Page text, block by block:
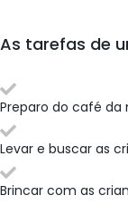
As tarefas de
Preparo do café da
Levar e buscar as
Brincar com as